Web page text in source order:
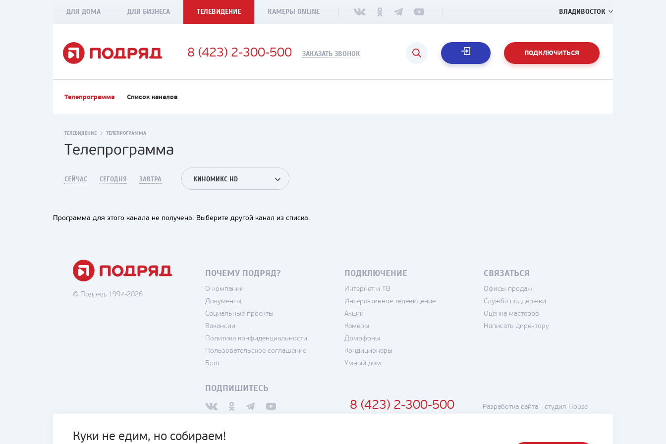
ДЛЯ ДОМА ДЛЯ БИЗНЕСА ТЕЛЕВИДЕНИЕ КАМЕРЫ ONLINE ВЛАДИВОСТОК
8 (423) 2-300-500 ЗАКАЗАТЬ ЗВОНОК ПОДКЛЮЧИТЬСЯ
Телепрограмма Список каналов
Куки не едим, но собираем!
ТЕЛЕВИДЕНИЕ ТЕЛЕПРОГРАММА
Телепрограмма
СЕЙЧАС СЕГОДНЯ ЗАВТРА КИНОМИКС HD
Программа для этого канала не получена. Выберите другой канал из списка.
© Подряд, 1997-2026
ПОЧЕМУ ПОДРЯД?
О компании
Документы
Социальные проекты
Вакансии
Политика конфиденциальности
Пользовательское соглашение
Блог
ПОДКЛЮЧЕНИЕ
Интернет и ТВ
Интерактивное телевидение
Акции
Камеры
Домофоны
Кондиционеры
Умный дом
СВЯЗАТЬСЯ
Офисы продаж
Служба поддержки
Оценка мастеров
Написать директору
ПОДПИШИТЕСЬ
8 (423) 2-300-500 Разработка сайта - студия House